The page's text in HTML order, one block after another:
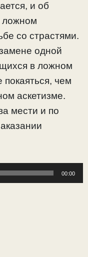
и об
со страстями.
одной
в ложном
чем
аскетизме.
мести и по
00:00